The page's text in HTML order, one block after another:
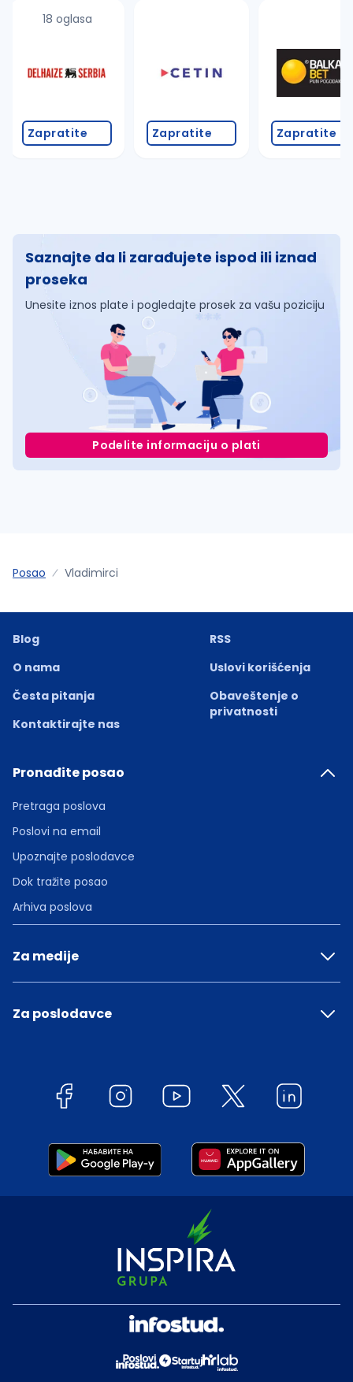
18 oglasa
Zapratite Zapratite Zapratite
Saznajte da li zarađujete ispod ili iznad
proseka
Unesite iznos plate i pogledajte prosek za vašu poziciju
Podelite informaciju o plati
Posao Vladimirci
Blog
O nama
Česta pitanja
Kontaktirajte nas
RSS
Uslovi korišćenja
Obaveštenje o
privatnosti
Pronađite posao
Pretraga poslova
Poslovi na email
Upoznajte poslodavce
Dok tražite posao
Arhiva poslova
Za medije
Za poslodavce